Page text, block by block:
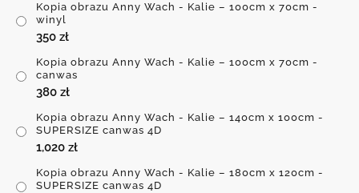
Kopia obrazu Anny Wach - Kalie – 100cm x 70cm -
winyl
350 zł
Kopia obrazu Anny Wach - Kalie – 100cm x 70cm -
canwas
380 zł
Kopia obrazu Anny Wach - Kalie – 140cm x 100cm -
SUPERSIZE canwas 4D
1,020 zł
Kopia obrazu Anny Wach - Kalie – 180cm x 120cm -
SUPERSIZE canwas 4D